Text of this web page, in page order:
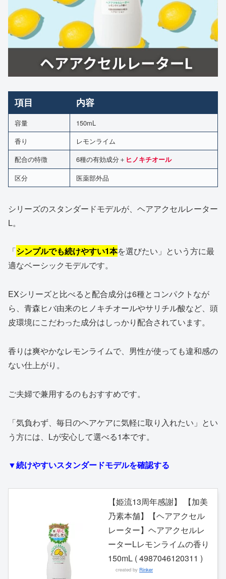
項目 内容
容量
150mL
香り
レモンライム
配合の特徴
6種の有効成分＋ ヒノキチオール
区分 医薬部外品
シリーズのスタンダードモデルが、ヘアアクセルレーター
L。
「シンプルでも続けやすい1本を選びたい」という方に最
適なベーシックモデルです。
EXシリーズと比べると配合成分は6種とコンパクトなが
ら、青森ヒバ由来のヒノキチオールやサリチル酸など、頭
皮環境にこだわった成分はしっかり配合されています。
香りは爽やかなレモンライムで、男性が使っても違和感の
ない仕上がり。
ご夫婦で兼用するのもおすすめです。
「気負わず、毎日のヘアケアに気軽に取り入れたい」とい
う方には、Lが安心して選べる1本です。
▼続けやすいスタンダードモデルを確認する
【姫流13周年感謝】 【加美
乃素本舗】【ヘアアクセル
レーター】ヘアアクセルレ
ーターLレモンライムの香り
150mL ( 4987046120311 )
created by Rinker